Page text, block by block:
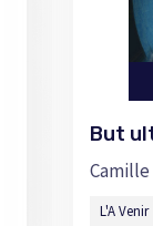
But
Camille
L'A Venir